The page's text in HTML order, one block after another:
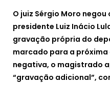
O juiz Sérgio Moro
presidente Luiz Inácio
gravação própria do
marcado para a
negativa, o magistrado
“gravação adicional”,